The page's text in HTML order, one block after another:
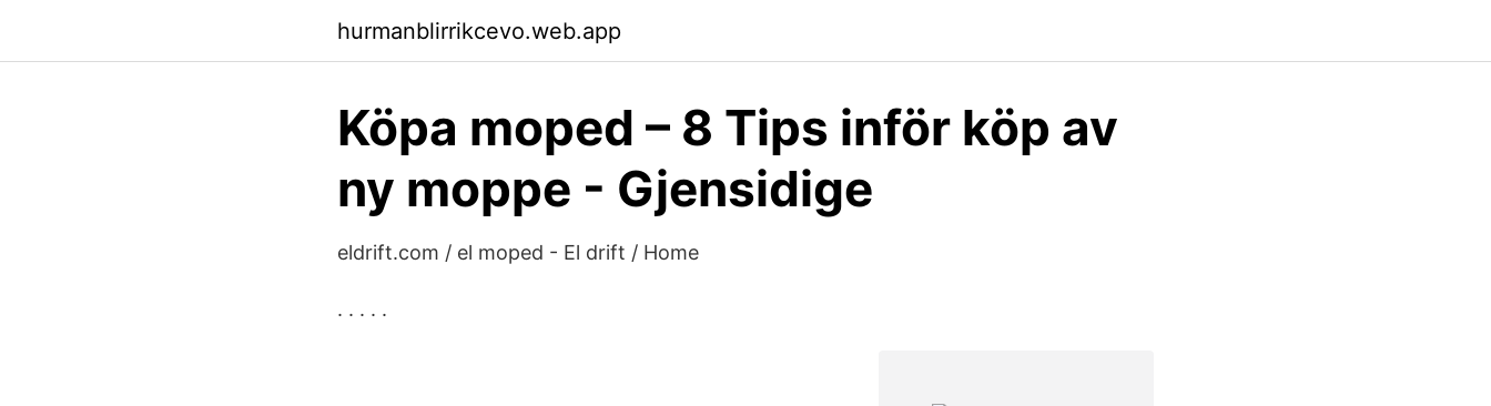
hurmanblirrikcevo.web.app
Köpa moped – 8 Tips inför köp av
ny moppe - Gjensidige
eldrift.com / el moped - El drift / Home
. . . . .